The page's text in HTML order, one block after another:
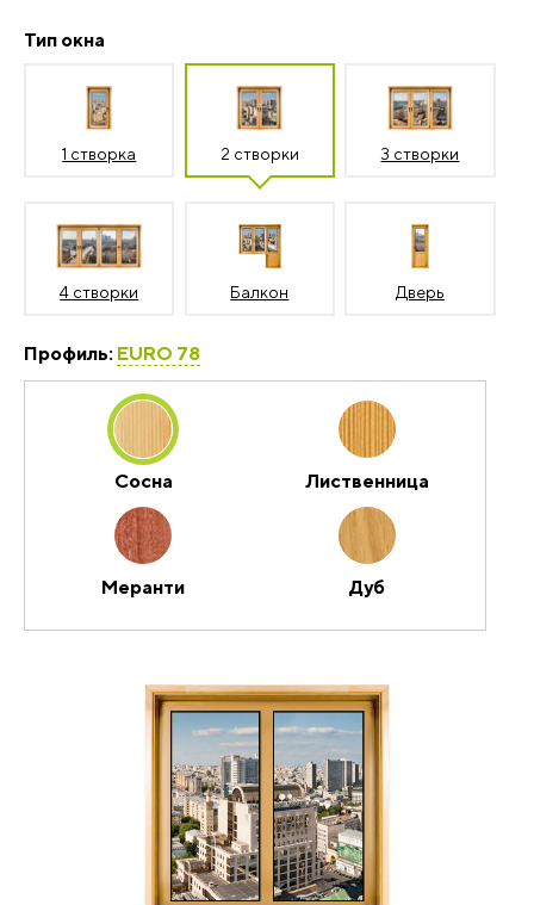
Тип окна
1 створка 2 створки 3 створки
4 створки Балкон Дверь
Профиль: EURO 78
Сосна Лиственница
Меранти Дуб